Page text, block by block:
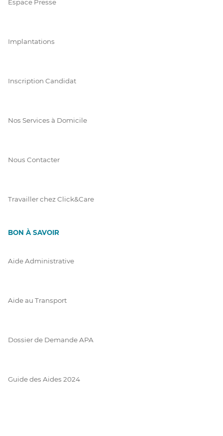
Espace Presse
Implantations
Inscription Candidat
Nos Services à Domicile
Nous Contacter
Travailler chez Click&Care
BON À SAVOIR
Aide Administrative
Aide au Transport
Dossier de Demande APA
Guide des Aides 2024